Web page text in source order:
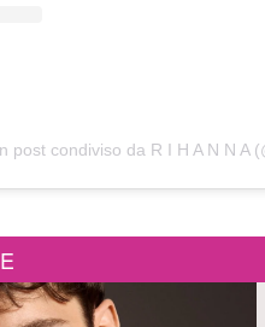
post condiviso da R I H A N N A